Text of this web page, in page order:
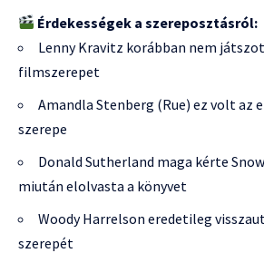
Érdekességek a szereposztásról:
Lenny Kravitz korábban nem
filmszerepet
Amandla Stenberg (Rue) ez volt az
szerepe
Donald Sutherland maga kérte
miután elolvasta a könyvet
Woody Harrelson eredetileg
szerepét